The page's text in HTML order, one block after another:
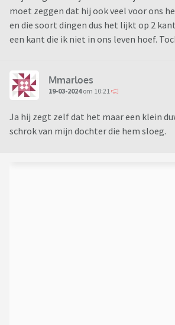
moet zeggen dat hij ook veel voor ons
en die soort dingen dus het lijkt op 2
een kant die ik niet in ons leven hoef.
Mmarloes
19-03-2024om 10:21
Ja hij zegt zelf dat het maar een klein
schrok van mijn dochter die hem sloeg.